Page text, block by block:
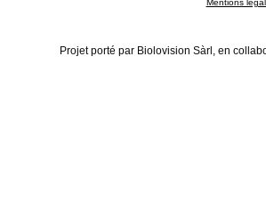
Mentions
Projet porté par Biolovision Sàrl, en